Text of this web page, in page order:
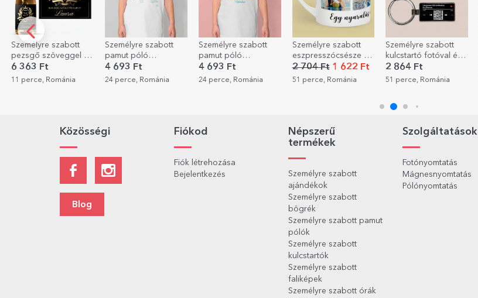
Személyre szabott
pamut póló
gyerekeknek
iskolába, bátorító
4 693 Ft
24 perce, Románia
Személyre szabott
pamut póló
gyerekeknek névvel -
Szivárvány
4 693 Ft
24 perce, Románia
Személyre szabott
eszpresszócsésze 4
fotóval és szöveggel
2 704 Ft
51 perce, Románia
Személyre szabott
kulcstartó fotóval és
QR-kóddal – A mi
dalunk
2 864 Ft
51 perce, Románia
Személyre szabható
alumínium kártya,
kétoldalas üzenettel –
Boldog
1 590 Ft
52 perce, Románia
Közösségi
Blog
Fiókod
Fiók létrehozása
Bejelentkezés
Népszerű
termékek
Személyre szabott
ajándékok
Személyre szabott
bögrék
Személyre szabott pamut
pólók
Személyre szabott
kulcstartók
Személyre szabott
faliképek
Személyre szabott órák
Szolgáltatások
Fotónyomtatás
Mágnesnyomtatás
Pólónyomtatás